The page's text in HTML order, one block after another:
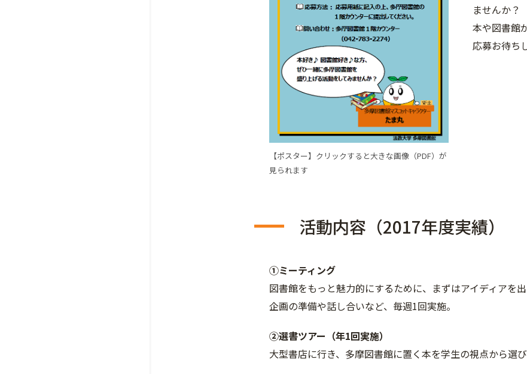
【ポスター】クリックすると大きな画像（PDF）が
見られます
ませんか？
本や図書館
応募お待ち
活動内容（2017年度実績）
①ミーティング
図書館をもっと魅力的にするために、まずはアイディアを出
企画の準備や話し合いなど、毎週1回実施。
②選書ツアー（年1回実施）
大型書店に行き、多摩図書館に置く本を学生の視点から選